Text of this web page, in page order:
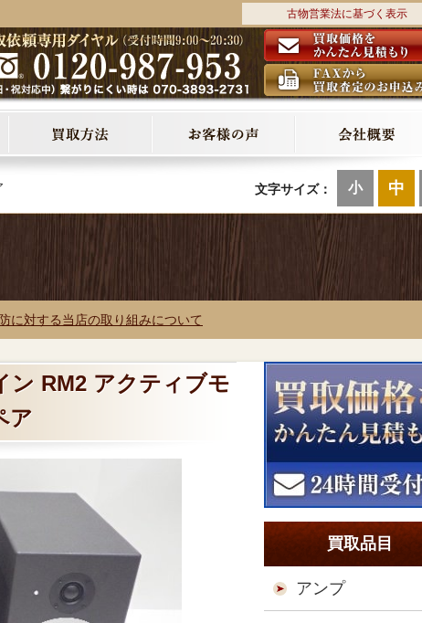
古物営業法に基づく表示
文字サイズ： 小 中
に対する当店の取り組みについて
RM2 アクティブモ
ア
買取品目
アンプ